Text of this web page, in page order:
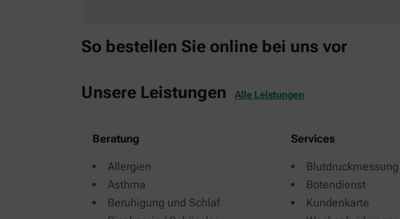
So bestellen Sie online bei uns vor
Unsere Leistungen Alle Leistungen
Beratung
Allergien
Asthma
Beruhigung und Schlaf
Services
Blutdruckmessung
Botendienst
Kundenkarte